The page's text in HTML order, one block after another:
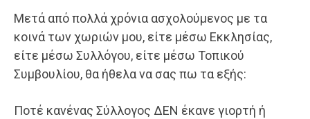
Μετά από πολλά χρόνια ασχολούμενος με τα
κοινά των χωριών μου, είτε μέσω Εκκλησίας,
είτε μέσω Συλλόγου, είτε μέσω Τοπικού
Συμβουλίου, θα ήθελα να σας πω τα εξής:
Ποτέ κανένας Σύλλογος ΔΕΝ έκανε γιορτή ή